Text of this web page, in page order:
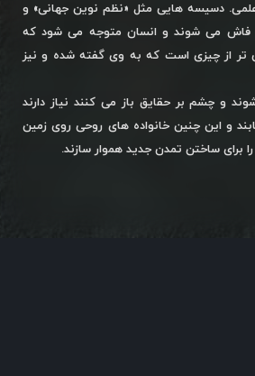
علمی. دسیسه هایی مثل «نظم نوین جهانی» و
فاش می شوند و انسان متوجه می شود که
تر از چیزی است که به وی گفته شده و نیز
و چشم بر حقایق باز می کنند نیاز دارند
و این چنین خانواده های روحی روی زمین
برای ساختن تمدن جدید هموار سازند.